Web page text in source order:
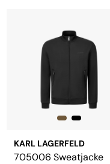
KARL LAGERFELD
705006 Sweatjacke